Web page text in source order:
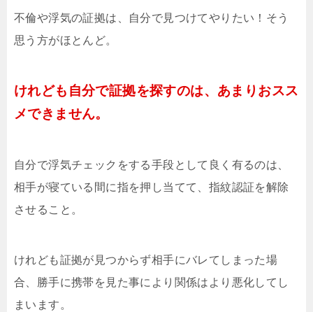
不倫や浮気の証拠は、自分で見つけてやりたい！そう
思う方がほとんど。
けれども自分で証拠を探すのは、あまりおスス
メできません。
自分で浮気チェックをする手段として良く有るのは、
相手が寝ている間に指を押し当てて、指紋認証を解除
させること。
けれども証拠が見つからず相手にバレてしまった場
合、勝手に携帯を見た事により関係はより悪化してし
まいます。